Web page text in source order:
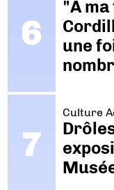
"A
une
Culture